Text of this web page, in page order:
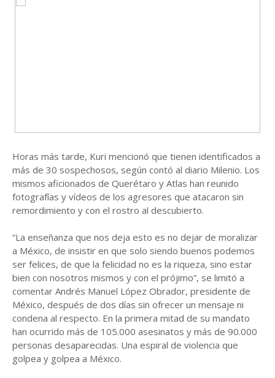
Horas más tarde, Kuri mencionó que tienen identificados a
más de 30 sospechosos, según contó al diario Milenio. Los
mismos aficionados de Querétaro y Atlas han reunido
fotografías y vídeos de los agresores que atacaron sin
remordimiento y con el rostro al descubierto.
“La enseñanza que nos deja esto es no dejar de moralizar
a México, de insistir en que solo siendo buenos podemos
ser felices, de que la felicidad no es la riqueza, sino estar
bien con nosotros mismos y con el prójimo”, se limitó a
comentar Andrés Manuel López Obrador, presidente de
México, después de dos días sin ofrecer un mensaje ni
condena al respecto. En la primera mitad de su mandato
han ocurrido más de 105.000 asesinatos y más de 90.000
personas desaparecidas. Una espiral de violencia que
golpea y golpea a México.